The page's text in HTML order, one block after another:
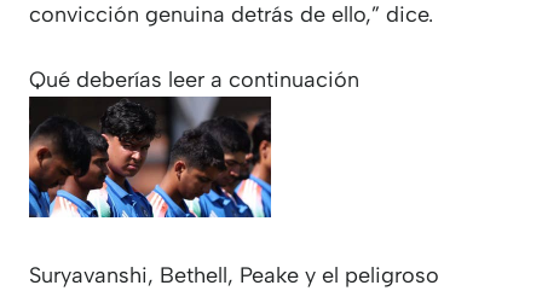
convicción genuina detrás de ello,” dice.
Qué deberías leer a continuación
Suryavanshi, Bethell, Peake y el peligroso